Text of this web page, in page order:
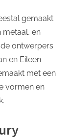
gemaakt
metaal, en
ontwerpers
en Eileen
met een
vormen en